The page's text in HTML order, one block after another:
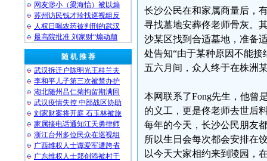
网友渺小（梁海怡）被以煽
苏州访民钱才珍找巡视组反
人权日喝农药被判刑的武汉
最高院批准 刘家财“煽动颠
随 机 推 荐
武汉拆迁户陈明光王桂兰夫
李和平儿子第三次被禁办护
湖北随州吕仁菊拘留期满回
武汉疫情失控 中部战区协助
刘家财案将开庭 石玉林被旅
家属接电话通知江天勇律师
浙江台州多位民众在巡视组
广西维权人士谭爱军遭跨省
广东维权人士郑创添被村干
长沙公民在和家属商量后，
寻找墓地安葬佟老师骨灰。
沙某区找到合适墓地，准备
处告知“由于某种原因不能
五六月间，众人终于在株洲
本网联系了Fong先生，他曾
的义工，更是佟老师去世后
每年的今天，长沙公民朋友
所以生日会每次都会安排在
以今天大家相约来到陵园，